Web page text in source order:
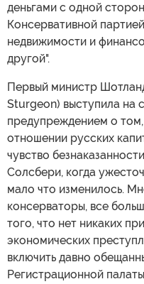
деньгами с одной
Консервативной
недвижимости и
другой".
Первый министр
Sturgeon) выступила на
предупреждением о том,
отношении русских
чувство
Солсбери, когда
мало что изменилось.
консерваторы, все
того, что нет никаких
экономических
включить давно
Регистрационной